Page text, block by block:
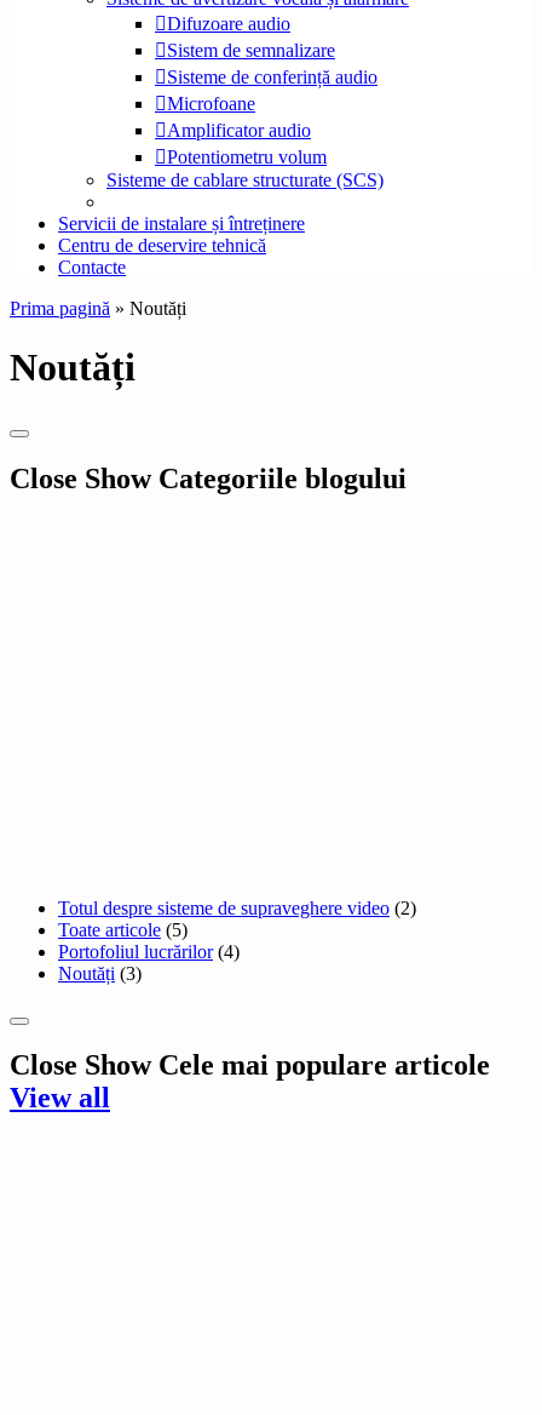
Difuzoare audio
Sistem de semnalizare
Sisteme de conferință audio
Microfoane
Amplificator audio
Potentiometru volum
Sisteme de cablare structurate (SCS)
Servicii de instalare și întreținere
Centru de deservire tehnică
Contacte
Prima pagină » Noutăți
Noutăți
Close ShowCategoriile blogului
Totul despre sisteme de supraveghere video (2)
Toate articole (5)
Portofoliul lucrărilor(4)
Noutăți (3)
Close ShowCele mai populare articole
View all